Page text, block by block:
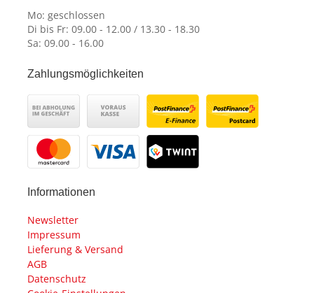
Mo: geschlossen
Di bis Fr: 09.00 - 12.00 / 13.30 - 18.30
Sa: 09.00 - 16.00
Zahlungsmöglichkeiten
Informationen
Newsletter
Impressum
Lieferung & Versand
AGB
Datenschutz